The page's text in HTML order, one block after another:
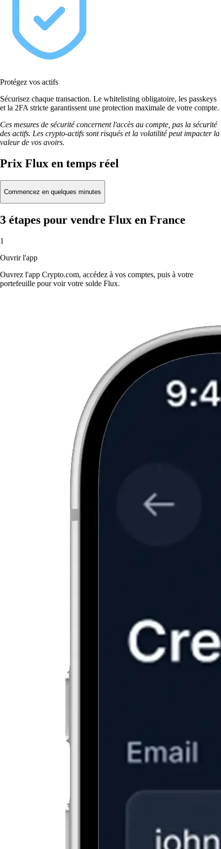
Protégez vos actifs
Sécurisez chaque transaction. Le whitelisting obligatoire, les passkeys
et la 2FA stricte garantissent une protection maximale de votre compte.
Ces mesures de sécurité concernent l'accès au compte, pas la sécurité
des actifs. Les crypto-actifs sont risqués et la volatilité peut impacter la
valeur de vos avoirs.
Prix Flux en temps réel
Commencez en quelques minutes
3 étapes pour vendre Flux en France
1
Ouvrir l'app
Ouvrez l'app Crypto.com, accédez à vos comptes, puis à votre
portefeuille pour voir votre solde Flux.